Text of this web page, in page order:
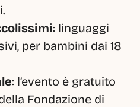
: linguaggi
per bambini dai 18
: l’evento è gratuito
Fondazione di